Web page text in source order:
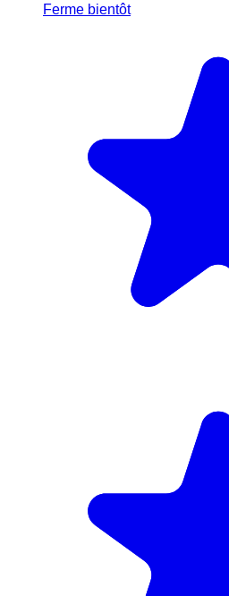
Ferme bientôt